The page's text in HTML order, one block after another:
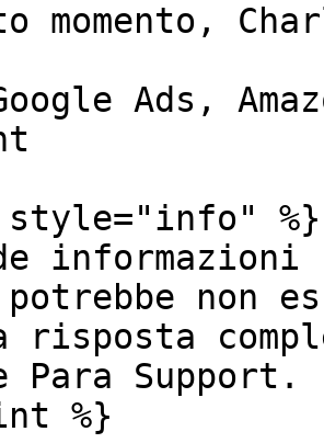
momento,
Ads,
%}
informazioni
non
risposta
Para Support.
%}